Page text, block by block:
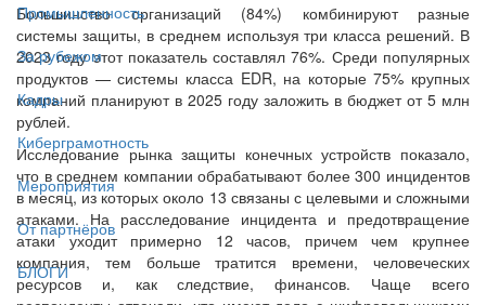
Промышленность
За рубежом
Кадры
Киберграмотность
Мероприятия
От партнёров
БЛОГИ
Большинство организаций (84%) комбинируют разные
системы защиты, в среднем используя три класса решений. В
2023 году этот показатель составлял 76%. Среди популярных
продуктов — системы класса EDR, на которые 75% крупных
компаний планируют в 2025 году заложить в бюджет от 5 млн
рублей.
Исследование рынка защиты конечных устройств показало,
что в среднем компании обрабатывают более 300 инцидентов
в месяц, из которых около ­13 связаны с целевыми и сложными
атаками. На расследование инцидента и предотвращение
атаки уходит примерно 12 часов, причем чем крупнее
компания, тем больше тратится времени, человеческих
ресурсов и, как следствие, финансов. Чаще всего